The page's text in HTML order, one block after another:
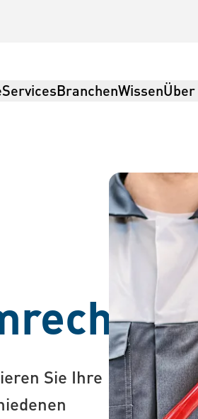
ServicesBranchenWissenÜber
Sie Ihre